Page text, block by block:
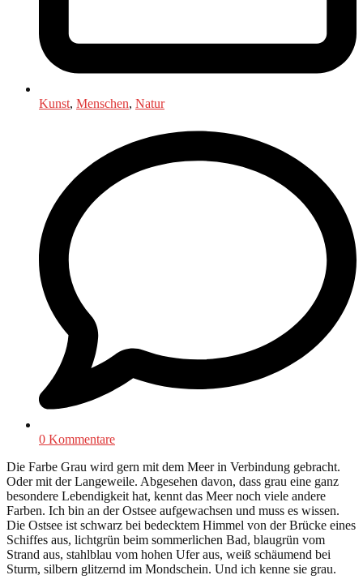
Kunst, Menschen, Natur
0 Kommentare
Die Farbe Grau wird gern mit dem Meer in Verbindung gebracht.
Oder mit der Langeweile. Abgesehen davon, dass grau eine ganz
besondere Lebendigkeit hat, kennt das Meer noch viele andere
Farben. Ich bin an der Ostsee aufgewachsen und muss es wissen.
Die Ostsee ist schwarz bei bedecktem Himmel von der Brücke eines
Schiffes aus, lichtgrün beim sommerlichen Bad, blaugrün vom
Strand aus, stahlblau vom hohen Ufer aus, weiß schäumend bei
Sturm, silbern glitzernd im Mondschein. Und ich kenne sie grau.